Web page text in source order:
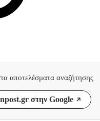
αποτελέσματα αναζήτησης
στην Google